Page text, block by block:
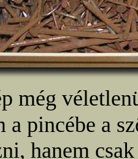
még
a pincébe a
hanem